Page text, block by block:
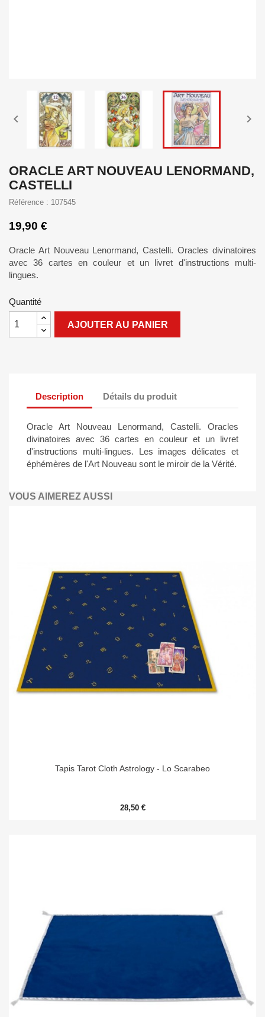
 
ORACLE ART NOUVEAU LENORMAND,
CASTELLI
Référence : 107545
19,90 €
Oracle Art Nouveau Lenormand, Castelli. Oracles divinatoires
avec 36 cartes en couleur et un livret d'instructions multi-
lingues.
Quantité
AJOUTER AU PANIER
Description Détails du produit
Oracle Art Nouveau Lenormand, Castelli. Oracles
divinatoires avec 36 cartes en couleur et un livret
d'instructions multi-lingues. Les images délicates et
éphémères de l'Art Nouveau sont le miroir de la Vérité.
VOUS AIMEREZ AUSSI
Tapis Tarot Cloth Astrology - Lo Scarabeo
28,50 €